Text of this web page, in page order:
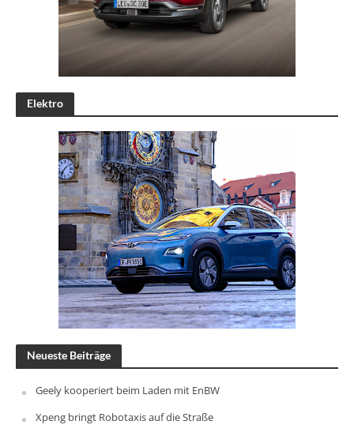
Elektro
Neueste Beiträge
Geely kooperiert beim Laden mit EnBW
Xpeng bringt Robotaxis auf die Straße